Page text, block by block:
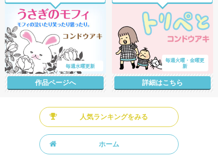
毎週水曜更新
作品ページへ
毎週火曜・金曜更
新
詳細はこちら
人気ランキングをみる
ホーム